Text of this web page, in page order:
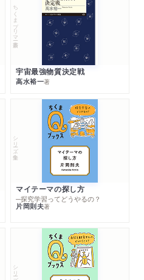
ちくまプリマー新書
宇宙最強物質決定戦
高水裕一著
シリーズ・全集
マイテーマの探し方
─探究学習ってどうやるの？
片岡則夫著
シリーズ・全集